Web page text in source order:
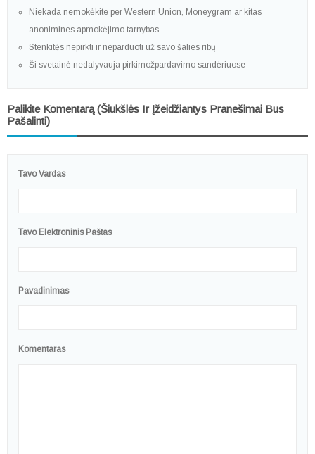
Niekada nemokėkite per Western Union, Moneygram ar kitas
anonimines apmokėjimo tarnybas
Stenkitės nepirkti ir neparduoti už savo šalies ribų
Ši svetainė nedalyvauja pirkimožpardavimo sandėriuose
Palikite Komentarą (šiukšlės Ir Įžeidžiantys Pranešimai Bus
Pašalinti)
Tavo Vardas
Tavo Elektroninis Paštas
Pavadinimas
Komentaras